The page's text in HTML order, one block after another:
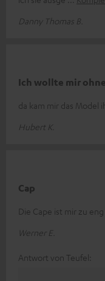
Danny Thomas B.
Ich wollte mir
da kam mir das Model
Hubert K.
Cap
Die Cape ist mir zu
Werner E.
Antwort von Teufel: